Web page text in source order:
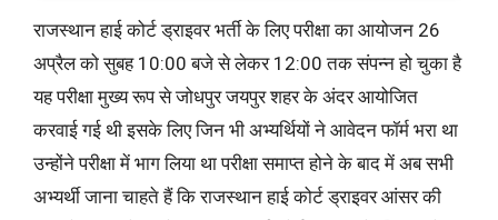
राजस्थान हाई कोर्ट ड्राइवर भर्ती के लिए परीक्षा का आयोजन 26
अप्रैल को सुबह 10:00 बजे से लेकर 12:00 तक संपन्न हो चुका है
यह परीक्षा मुख्य रूप से जोधपुर जयपुर शहर के अंदर आयोजित
करवाई गई थी इसके लिए जिन भी अभ्यर्थियों ने आवेदन फॉर्म भरा था
उन्होंने परीक्षा में भाग लिया था परीक्षा समाप्त होने के बाद में अब सभी
अभ्यर्थी जाना चाहते हैं कि राजस्थान हाई कोर्ट ड्राइवर आंसर की